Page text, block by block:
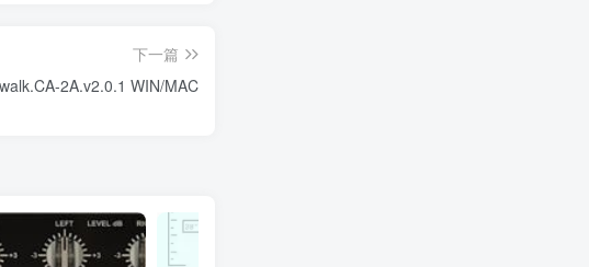
下一篇
2A.v2.0.1 WIN/MAC